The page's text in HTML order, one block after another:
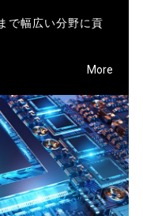
で幅広い分野に貢
More